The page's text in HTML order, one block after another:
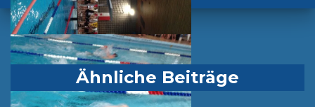
Ähnliche Beiträge